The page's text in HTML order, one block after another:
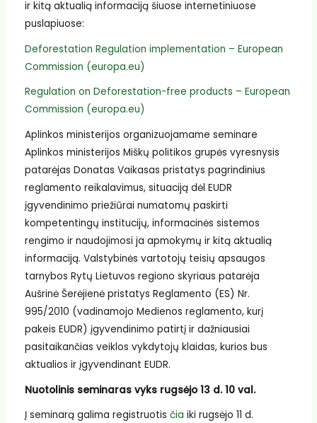
ir kitą aktualią informaciją šiuose internetiniuose
puslapiuose:
Deforestation Regulation implementation – European
Commission (europa.eu)
Regulation on Deforestation-free products – European
Commission (europa.eu)
Aplinkos ministerijos organizuojamame seminare
Aplinkos ministerijos Miškų politikos grupės vyresnysis
patarėjas Donatas Vaikasas pristatys pagrindinius
reglamento reikalavimus, situaciją dėl EUDR
įgyvendinimo priežiūrai numatomų paskirti
kompetentingų institucijų, informacinės sistemos
rengimo ir naudojimosi ja apmokymų ir kitą aktualią
informaciją. Valstybinės vartotojų teisių apsaugos
tarnybos Rytų Lietuvos regiono skyriaus patarėja
Aušrinė Šerėjienė pristatys Reglamento (ES) Nr.
995/2010 (vadinamojo Medienos reglamento, kurį
pakeis EUDR) įgyvendinimo patirtį ir dažniausiai
pasitaikančias veiklos vykdytojų klaidas, kurios bus
aktualios ir įgyvendinant EUDR.
Nuotolinis seminaras vyks rugsėjo 13 d. 10 val.
Į seminarą galima registruotis čia iki rugsėjo 11 d.